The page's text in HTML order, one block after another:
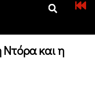
Ντόρα και η